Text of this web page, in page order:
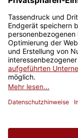
Newsletter